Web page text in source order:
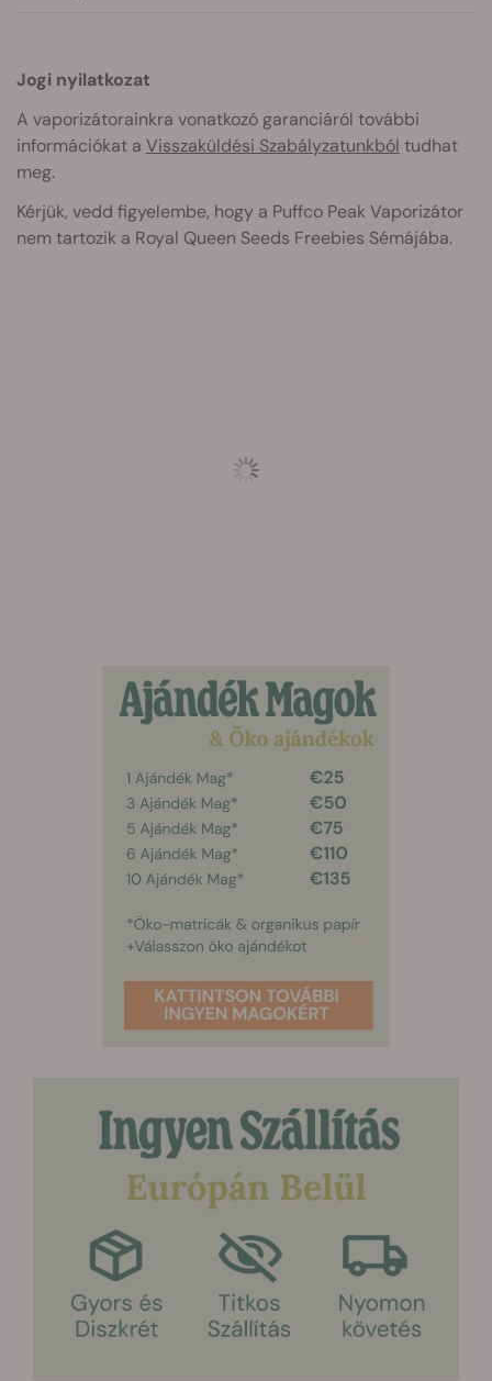
Jogi nyilatkozat
A vaporizátorainkra vonatkozó garanciáról további
információkat a Visszaküldési Szabályzatunkból tudhat
meg.
Kérjük, vedd figyelembe, hogy a Puffco Peak Vaporizátor
nem tartozik a Royal Queen Seeds Freebies Sémájába.